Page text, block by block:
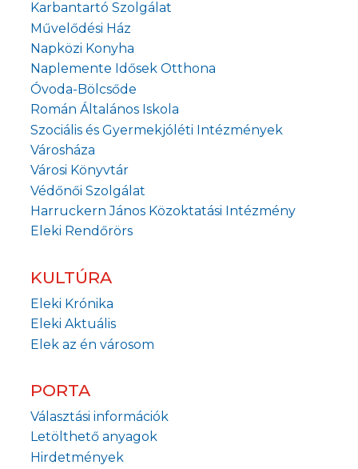
Karbantartó Szolgálat
Művelődési Ház
Napközi Konyha
Naplemente Idősek Otthona
Óvoda-Bölcsőde
Román Általános Iskola
Szociális és Gyermekjóléti Intézmények
Városháza
Városi Könyvtár
Védőnői Szolgálat
Harruckern János Közoktatási Intézmény
Eleki Rendőrörs
KULTÚRA
Eleki Krónika
Eleki Aktuális
Elek az én városom
PORTA
Választási információk
Letölthető anyagok
Hirdetmények